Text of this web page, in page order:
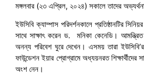
মঙ্গলবার (২৩ এপ্রিল, ২০২৪) সকালে তাদের
ইউসিবি ক্যাম্পাস পরিদর্শনকালে প্রতিষ্ঠানটির
সাথে সাক্ষাৎ করেন ড. মনিকা কেনেডি। আমন্ত্রিত
অনন্য পরিবেশ ঘুরে দেখেন। এসময় তারা ইউসিবি’র
ফাউন্ডেশন ইয়ার প্রোগ্রামে অধ্যয়নরত শিক্ষার্থীদের
অংশ নেন।